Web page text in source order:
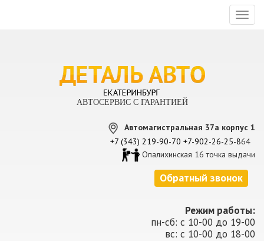
АВТОСЕРВИС С ГАРАНТИЕЙ
Автомагистральная 37а корпус 1
+7 (343) 219-90-70 +7-902-26-25-864
Опалихинская 16 точка выдачи
Обратный звонок
Режим работы:
пн-сб: с 10-00 до 19-00
вс: с 10-00 до 18-00